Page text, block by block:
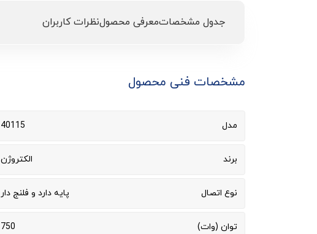
جدول مشخصاتمعرفی محصولنظرات کاربران
مشخصات فنی محصول
مدل 40115
برند الکتروژن
نوع اتصال پایه دارد و فلنج دار
توان (وات) 750